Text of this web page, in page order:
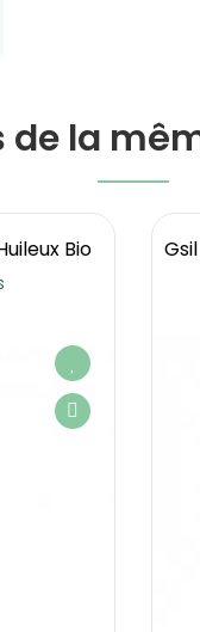
de la
Bio